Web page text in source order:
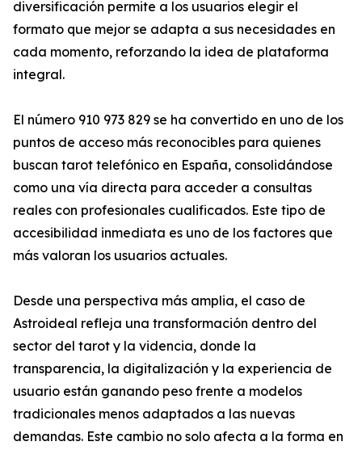
diversificación permite a los usuarios elegir el
formato que mejor se adapta a sus necesidades en
cada momento, reforzando la idea de plataforma
integral.
El número 910 973 829 se ha convertido en uno de los
puntos de acceso más reconocibles para quienes
buscan tarot telefónico en España, consolidándose
como una vía directa para acceder a consultas
reales con profesionales cualificados. Este tipo de
accesibilidad inmediata es uno de los factores que
más valoran los usuarios actuales.
Desde una perspectiva más amplia, el caso de
Astroideal refleja una transformación dentro del
sector del tarot y la videncia, donde la
transparencia, la digitalización y la experiencia de
usuario están ganando peso frente a modelos
tradicionales menos adaptados a las nuevas
demandas. Este cambio no solo afecta a la forma en